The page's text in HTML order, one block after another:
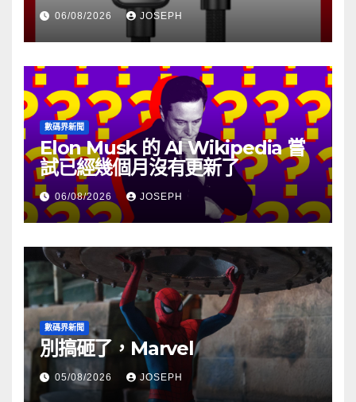
06/08/2026 JOSEPH
數碼界新聞
Elon Musk 的 AI Wikipedia 嘗
試已經幾個月沒有更新了
06/08/2026 JOSEPH
數碼界新聞
別搞砸了，Marvel
05/08/2026 JOSEPH